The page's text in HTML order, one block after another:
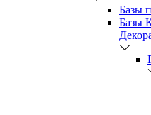
Базы
Базы